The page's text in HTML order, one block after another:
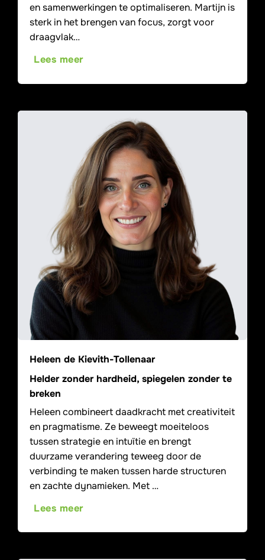
en samenwerkingen te optimaliseren. Martijn is
sterk in het brengen van focus, zorgt voor
draagvlak…
Lees meer
Heleen de Kievith-Tollenaar
Helder zonder hardheid, spiegelen zonder te
breken
Heleen combineert daadkracht met creativiteit
en pragmatisme. Ze beweegt moeiteloos
tussen strategie en intuïtie en brengt
duurzame verandering teweeg door de
verbinding te maken tussen harde structuren
en zachte dynamieken. Met …
Lees meer